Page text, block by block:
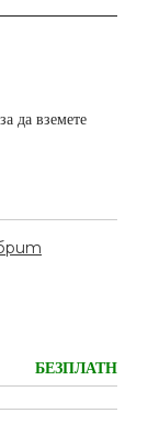
за да вземете
БЕЗПЛАТНО